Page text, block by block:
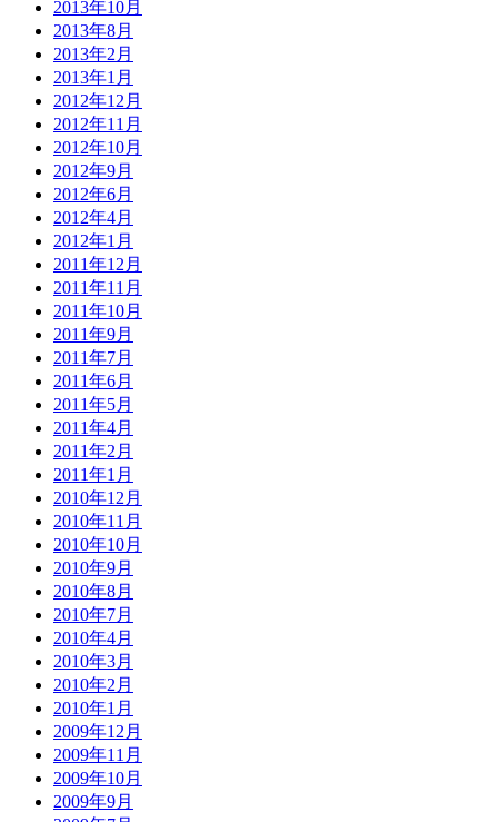
2013年10月
2013年8月
2013年2月
2013年1月
2012年12月
2012年11月
2012年10月
2012年9月
2012年6月
2012年4月
2012年1月
2011年12月
2011年11月
2011年10月
2011年9月
2011年7月
2011年6月
2011年5月
2011年4月
2011年2月
2011年1月
2010年12月
2010年11月
2010年10月
2010年9月
2010年8月
2010年7月
2010年4月
2010年3月
2010年2月
2010年1月
2009年12月
2009年11月
2009年10月
2009年9月